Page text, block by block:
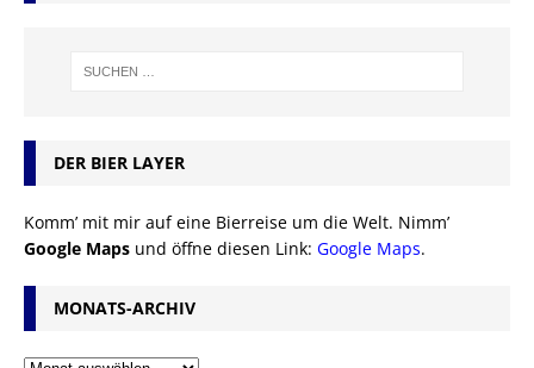
DER BIER LAYER
Komm’ mit mir auf eine Bierreise um die Welt. Nimm’
Google Maps und öffne diesen Link: Google Maps.
MONATS-ARCHIV